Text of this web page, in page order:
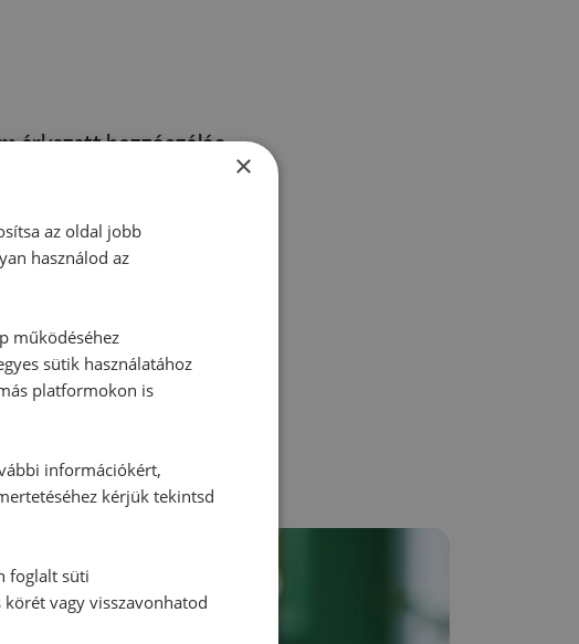
érkezett hozzászólás.
×
az oldal jobb
használod az
működéséhez
sütik használatához
platformokon is
információkért,
kérjük tekintsd
foglalt süti
vagy visszavonhatod